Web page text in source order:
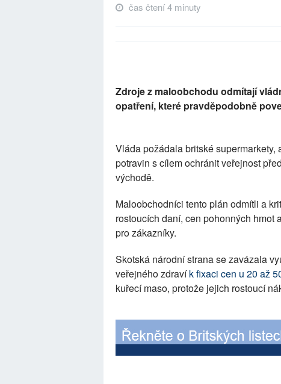
čas čtení 4 minuty
Zdroje z maloobchodu odmítají
opatření, které pravděpodobně
Vláda požádala britské
potravin s cílem ochránit veřejnost
východě.
Maloobchodníci tento plán odmítli a
rostoucích daní, cen pohonných hmot
pro zákazníky.
Skotská národní strana se zavázala
veřejného zdravík fixaci cen u 20 až
kuřecí maso, protože jejich rostoucí